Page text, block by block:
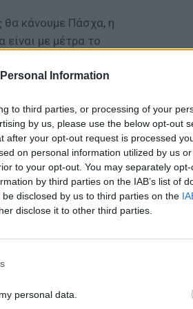
Information
to third parties, or processing of your
by us, please use the below opt-out
after your opt-out request is processed
on personal information utilized by us
to your opt-out. You may separately
by third parties on the IAB’s list of
disclosed by us to third parties on the
disclose it to other third parties.
personal data.
22
για
θα κάνουμε Πάσχα, η
με μέτρα το
τέλη
να έχουμε μια
να μπορέσει η
και να